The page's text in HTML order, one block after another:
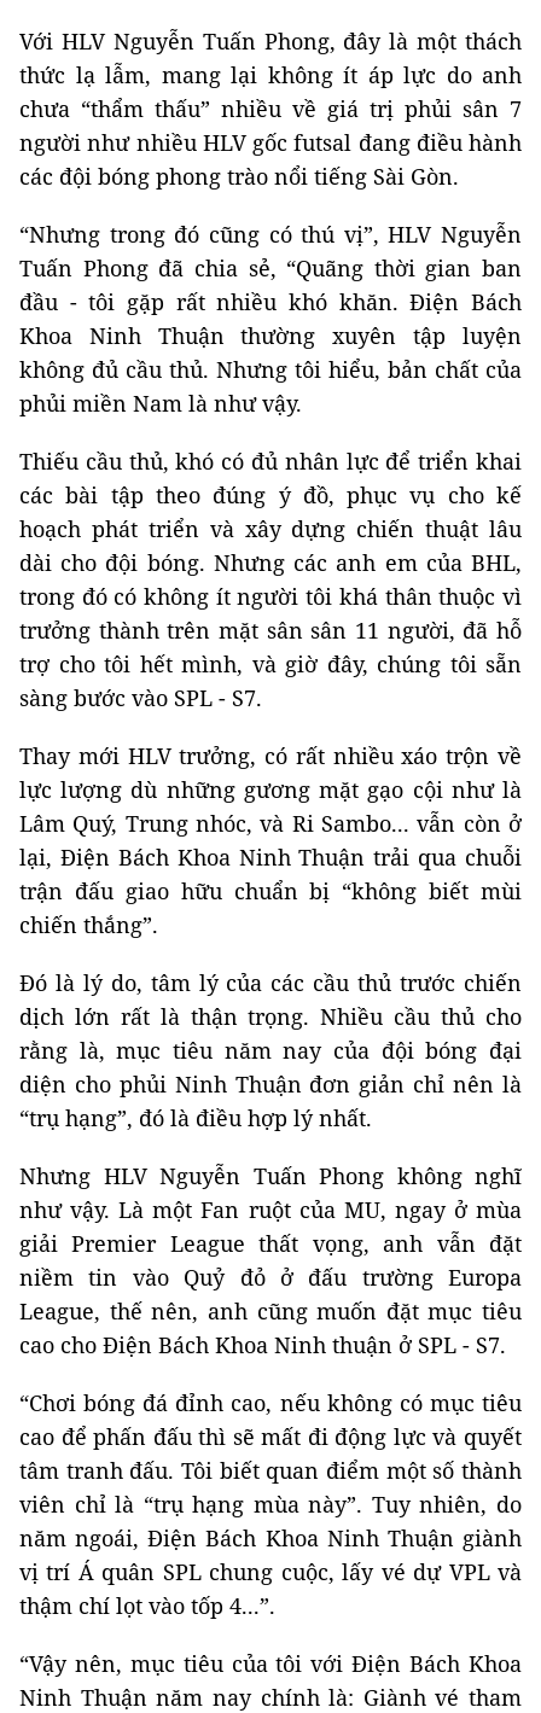
Với HLV Nguyễn Tuấn Phong, đây là một thách
thức lạ lẫm, mang lại không ít áp lực do anh
chưa “thẩm thấu” nhiều về giá trị phủi sân 7
người như nhiều HLV gốc futsal đang điều hành
các đội bóng phong trào nổi tiếng Sài Gòn.
“Nhưng trong đó cũng có thú vị”, HLV Nguyễn
Tuấn Phong đã chia sẻ, “Quãng thời gian ban
đầu - tôi gặp rất nhiều khó khăn. Điện Bách
Khoa Ninh Thuận thường xuyên tập luyện
không đủ cầu thủ. Nhưng tôi hiểu, bản chất của
phủi miền Nam là như vậy.
Thiếu cầu thủ, khó có đủ nhân lực để triển khai
các bài tập theo đúng ý đồ, phục vụ cho kế
hoạch phát triển và xây dựng chiến thuật lâu
dài cho đội bóng. Nhưng các anh em của BHL,
trong đó có không ít người tôi khá thân thuộc vì
trưởng thành trên mặt sân sân 11 người, đã hỗ
trợ cho tôi hết mình, và giờ đây, chúng tôi sẵn
sàng bước vào SPL - S7.
Thay mới HLV trưởng, có rất nhiều xáo trộn về
lực lượng dù những gương mặt gạo cội như là
Lâm Quý, Trung nhóc, và Ri Sambo... vẫn còn ở
lại, Điện Bách Khoa Ninh Thuận trải qua chuỗi
trận đấu giao hữu chuẩn bị “không biết mùi
chiến thắng”.
Đó là lý do, tâm lý của các cầu thủ trước chiến
dịch lớn rất là thận trọng. Nhiều cầu thủ cho
rằng là, mục tiêu năm nay của đội bóng đại
diện cho phủi Ninh Thuận đơn giản chỉ nên là
“trụ hạng”, đó là điều hợp lý nhất.
Nhưng HLV Nguyễn Tuấn Phong không nghĩ
như vậy. Là một Fan ruột của MU, ngay ở mùa
giải Premier League thất vọng, anh vẫn đặt
niềm tin vào Quỷ đỏ ở đấu trường Europa
League, thế nên, anh cũng muốn đặt mục tiêu
cao cho Điện Bách Khoa Ninh thuận ở SPL - S7.
“Chơi bóng đá đỉnh cao, nếu không có mục tiêu
cao để phấn đấu thì sẽ mất đi động lực và quyết
tâm tranh đấu. Tôi biết quan điểm một số thành
viên chỉ là “trụ hạng mùa này”. Tuy nhiên, do
năm ngoái, Điện Bách Khoa Ninh Thuận giành
vị trí Á quân SPL chung cuộc, lấy vé dự VPL và
thậm chí lọt vào tốp 4...”.
“Vậy nên, mục tiêu của tôi với Điện Bách Khoa
Ninh Thuận năm nay chính là: Giành vé tham